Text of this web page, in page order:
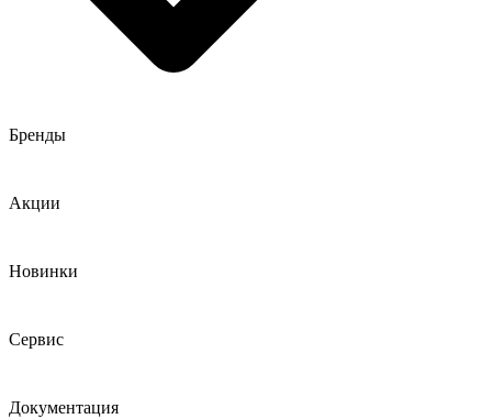
Бренды
Акции
Новинки
Сервис
Документация